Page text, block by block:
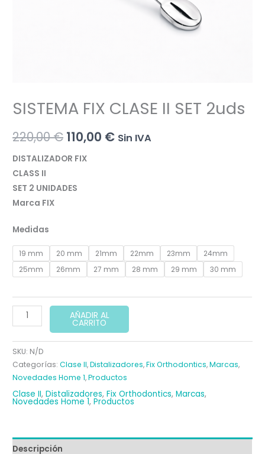
SISTEMA FIX CLASE II SET 2uds
220,00€ El
precio
original
110,00 €ElSin IVA
DISTALIZADOR FIX
CLASS II
SET 2 UNIDADES
Marca FIX
Medidas
19 mm 20 mm 21mm 22mm 23mm
24mm
25mm
26mm 27 mm 28 mm 29 mm 30 mm
SISTEMA
FIX
CLASE
II
cantidad
AÑADIR AL
CARRITO
SKU: N/D
Categorías:Clase II,Distalizadores,Fix Orthodontics,Marcas,
Novedades Home 1,Productos
Clase II,Distalizadores,Fix Orthodontics,Marcas,
Novedades Home 1,Productos
Descripción